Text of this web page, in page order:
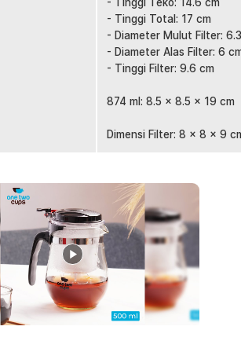
yang Anda dapatkan untuk pembelian produk ini:
Two Cups Teko Teh Kaca Borosilikat
- Tinggi Total: 17 cm
- Diameter Mulut Filter:
- Diameter Alas Filter: 6
- Tinggi Filter: 9.6 cm
874 ml: 8.5 x 8.5 x 19 cm
Dimensi Filter: 8 x 8 x 9